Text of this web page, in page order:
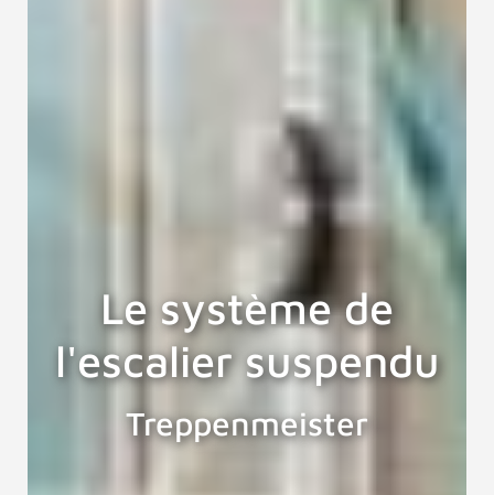
Le système de
l'escalier suspendu
Treppenmeister